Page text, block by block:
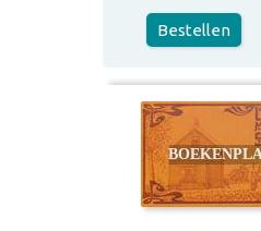
Bestellen